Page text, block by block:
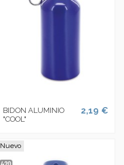
BIDON ALUMINIO
"COOL"
2,19 €
Nuevo